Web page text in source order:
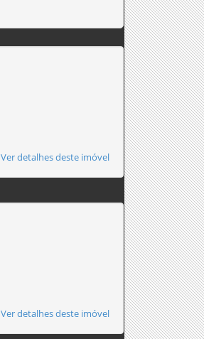
Ver detalhes deste imóvel
Ver detalhes deste imóvel